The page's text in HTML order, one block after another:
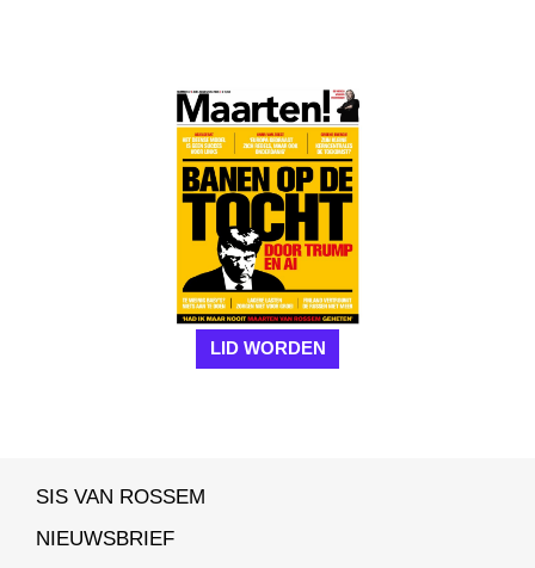
LID WORDEN
SIS VAN ROSSEM
NIEUWSBRIEF